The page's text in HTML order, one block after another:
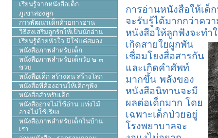
การอ่านหนังสือให้เด็
จะรับรู้ได้มากกว่าคว
หนังสือให้ลูกฟังจะทำ
เกิดสายใยผูกพัน
เชื่อมโยงสื่อสารกัน
และเกิดคำศัพท์
มากขึ้น พลังของ
หนังสือนิทานจะมี
ผลต่อเด็กมาก โดย
เฉพาะเด็กป่วยอยู่
โรงพยาบาลจะ
เรียนรู้จากหนังสือเด็ก
ภูเขาสองลูก
การพัฒนาเด็กด้วยการอ่าน
วิธีส่งเสริมลูกรักให้เป็นนักอ่าน
เรียนรู้ด้วยหัวใจ มิใช่แค่สมอง
หนังสือภาพสำหรับเด็ก
หนังสือภาพสำหรับเด็กวัย ๒-๓
ขวบ
หนังสือเด็ก สร้างคน สร้างโลก
หนังสือที่ต้องอ่านให้เด็กๆฟัง
หนังสือสำหรับเด็ก
หนังสืออาจไม่ใช้อ่าน แท่งไม้
อาจไม่ใช้เรียง
หนังสือภาพสำหรับเด็กในบ้าน
เรา